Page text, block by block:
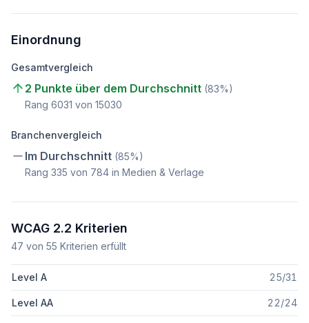
Einordnung
Gesamtvergleich
2 Punkte über dem Durchschnitt (83%)
Rang 6031 von 15030
Branchenvergleich
Im Durchschnitt (85%)
Rang 335 von 784 in Medien & Verlage
WCAG 2.2 Kriterien
47 von 55 Kriterien erfüllt
Level A 25/31
Level AA 22/24